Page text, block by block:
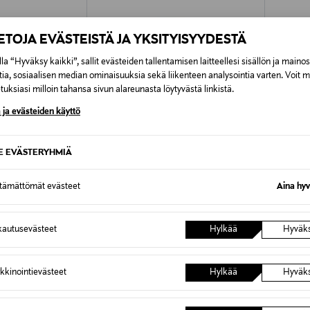
EVÄSTEISTÄ JA YKSITYISYYDESTÄ
“Hyväksy kaikki”, sallit evästeiden tallentamisen laitteellesi sisällön ja
sosiaalisen median ominaisuuksia sekä liikenteen analysointia varten. Voit
milloin tahansa sivun alareunasta löytyvästä linkistä.
ja evästeiden käyttö
EVÄSTERYHMIÄ
evästeet Aina
Hylkää
Hylkää
ETUKUPONKITUOTE
Original Price
26,90 €
Mini
Original
26,90